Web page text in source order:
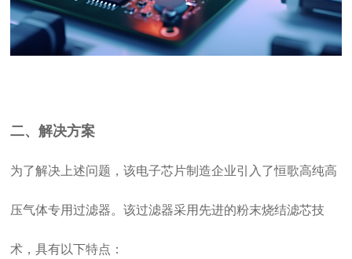
二、解决方案
为了解决上述问题，该电子芯片制造企业引入了恒歌高纯高
压气体专用过滤器。该过滤器采用先进的粉末烧结滤芯技
术，具有以下特点：